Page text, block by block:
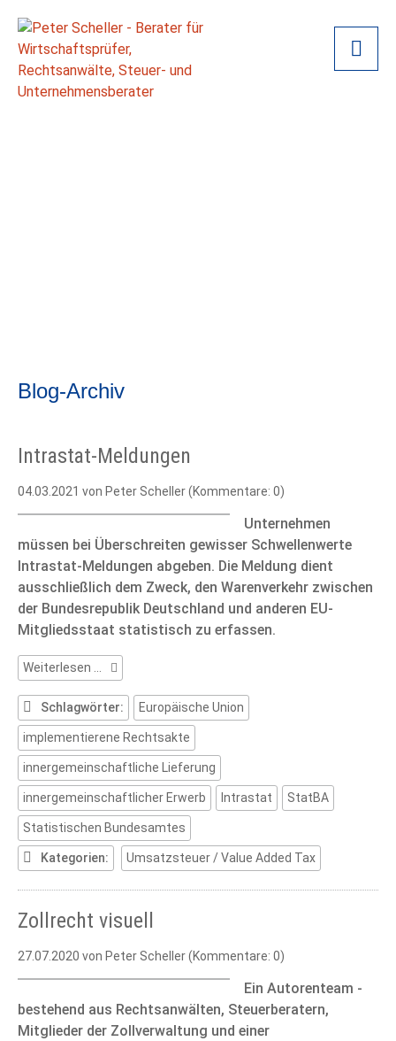
Blog-Archiv
Intrastat-Meldungen
04.03.2021 von Peter Scheller (Kommentare: 0)
Unternehmen
müssen bei Überschreiten gewisser Schwellenwerte
Intrastat-Meldungen abgeben. Die Meldung dient
ausschließlich dem Zweck, den Warenverkehr zwischen
der Bundesrepublik Deutschland und anderen EU-
Mitgliedsstaat statistisch zu erfassen.
Weiterlesen …
Intrastat-
Meldungen
Schlagwörter:
Europäische Union
implementierene Rechtsakte
innergemeinschaftliche Lieferung
innergemeinschaftlicher Erwerb Intrastat StatBA
Statistischen Bundesamtes
Kategorien: Umsatzsteuer / Value Added Tax
Zollrecht visuell
27.07.2020 von Peter Scheller (Kommentare: 0)
Ein Autorenteam -
bestehend aus Rechtsanwälten, Steuerberatern,
Mitglieder der Zollverwaltung und einer